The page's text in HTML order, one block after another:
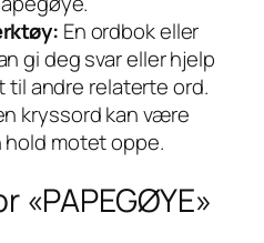
En ordbok eller
gi deg svar eller hjelp
andre relaterte ord.
kryssord kan være
hold motet oppe.
«PAPEGØYE»